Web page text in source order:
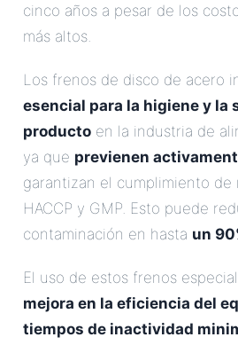
cinco años a pesar de los
más altos.
Los frenos de disco de acero
esencial para la higiene y la
producto en la industria de
ya que previenen
garantizan el cumplimiento de
HACCP y GMP. Esto puede
contaminación en hasta un
El uso de estos frenos
mejora en la eficiencia del
tiempos de inactividad